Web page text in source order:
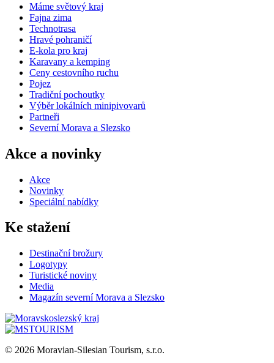
Máme světový kraj
Fajna zima
Technotrasa
Hravé pohraničí
E-kola pro kraj
Karavany a kemping
Ceny cestovního ruchu
Pojez
Tradiční pochoutky
Výběr lokálních minipivovarů
Partneři
Severní Morava a Slezsko
Akce a novinky
Akce
Novinky
Speciální nabídky
Ke stažení
Destinační brožury
Logotypy
Turistické noviny
Media
Magazín severní Morava a Slezsko
© 2026 Moravian-Silesian Tourism, s.r.o.